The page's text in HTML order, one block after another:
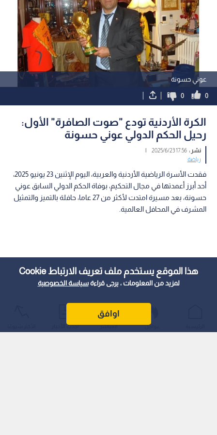
هذا الموقع يستخدم ملف تعريف الارتباط Cookie
لمزيد من المعلومات ، يرجى قراءةسياسة الخصوصية
اوافق
عوني حسونة
0
0
الكرة الأردنية تودع "صوت الصافرة" الأول:
رحيل الحكم الدولي عوني حسونة
نشر :17:56 2025/6/23
|
رياضة
فقدت الأسرة الرياضية الأردنية والعربية، اليوم الإثنين 23 يونيو 2025،
أحد أبرز أعمدتها في مجال التحكيم، بوفاة الحكم الدولي السابق عوني
حسونة، بعد مسيرة امتدت لأكثر من 27 عاما، حافلة بالتميز والتمثيل
المشرف في المحافل العالمية.
عواجل المباشر أحدث الأخبار